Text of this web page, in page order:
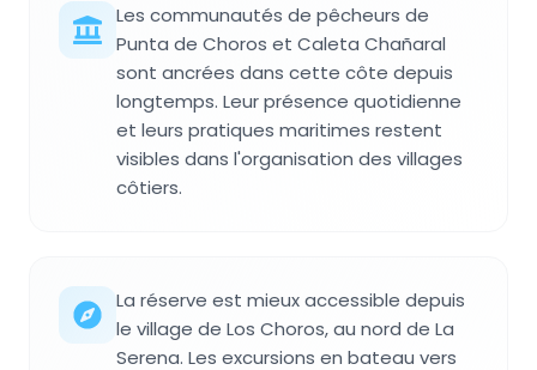
Les communautés de pêcheurs de
Punta de Choros et Caleta Chañaral
sont ancrées dans cette côte depuis
longtemps. Leur présence quotidienne
et leurs pratiques maritimes restent
visibles dans l'organisation des villages
côtiers.
La réserve est mieux accessible depuis
le village de Los Choros, au nord de La
Serena. Les excursions en bateau vers